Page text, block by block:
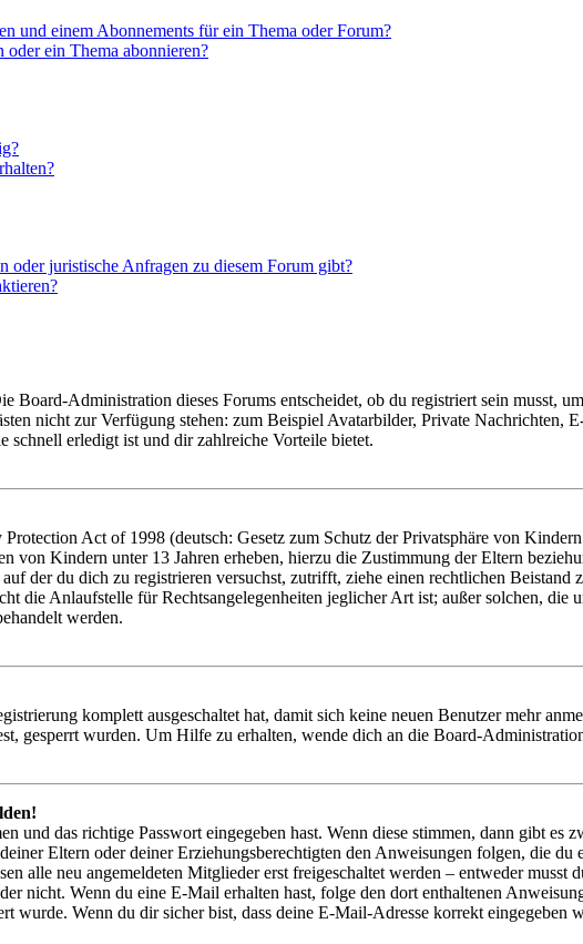
und einem Abonnements für ein Thema oder Forum?
oder ein Thema abonnieren?
juristische Anfragen zu diesem Forum gibt?
Board-Administration dieses Forums entscheidet, ob du registriert sein musst,
nicht zur Verfügung stehen: zum Beispiel Avatarbilder, Private Nachrichten,
schnell erledigt ist und dir zahlreiche Vorteile bietet.
Act of 1998 (deutsch: Gesetz zum Schutz der Privatsphäre von
von Kindern unter 13 Jahren erheben, hierzu die Zustimmung der Eltern
der du dich zu registrieren versuchst, zutrifft, ziehe einen rechtlichen
die Anlaufstelle für Rechtsangelegenheiten jeglicher Art ist; außer solchen,
werden.
komplett ausgeschaltet hat, damit sich keine neuen Benutzer mehr
gesperrt wurden. Um Hilfe zu erhalten, wende dich an die Board-
und das richtige Passwort eingegeben hast. Wenn diese stimmen, dann gibt es
Eltern oder deiner Erziehungsberechtigten den Anweisungen folgen, die
alle neu angemeldeten Mitglieder erst freigeschaltet werden – entweder musst
nicht. Wenn du eine E-Mail erhalten hast, folge den dort enthaltenen
wurde. Wenn du dir sicher bist, dass deine E-Mail-Adresse korrekt eingegeben